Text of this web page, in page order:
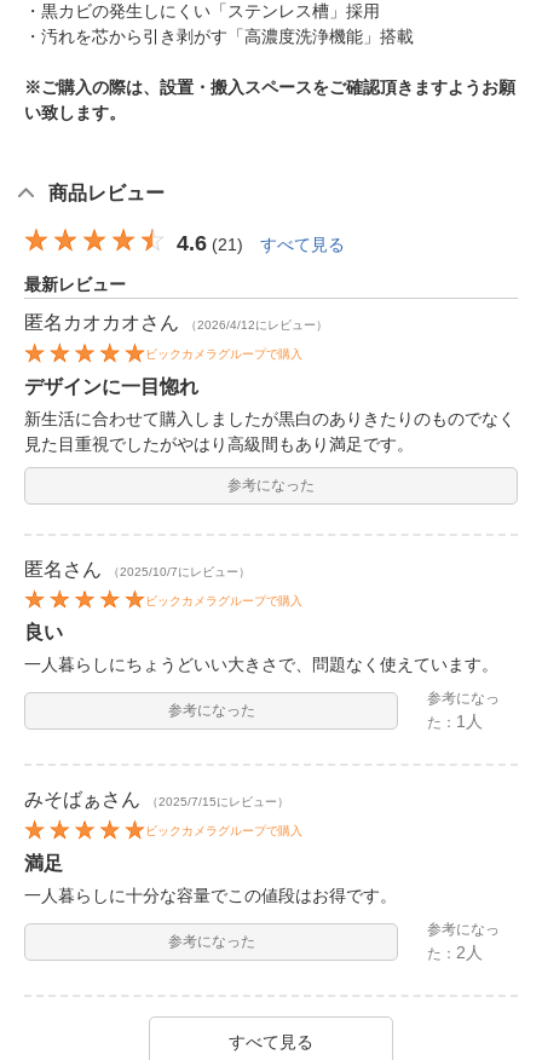
・黒カビの発生しにくい「ステンレス槽」採用
・汚れを芯から引き剥がす「高濃度洗浄機能」搭載
※ご購入の際は、設置・搬入スペースをご確認頂きますようお願
い致します。
商品レビュー
4.6 (21) すべて見る
最新レビュー
匿名カオカオさん （2026/4/12にレビュー）
ビックカメラグループで購入
デザインに一目惚れ
新生活に合わせて購入しましたが黒白のありきたりのものでなく
見た目重視でしたがやはり高級間もあり満足です。
参考になった
匿名 さん （2025/10/7にレビュー）
ビックカメラグループで購入
良い
一人暮らしにちょうどいい大きさで、問題なく使えています。
参考になった
参考になっ
た： 1人
みそばぁ さん （2025/7/15にレビュー）
ビックカメラグループで購入
満足
一人暮らしに十分な容量でこの値段はお得です。
参考になった
参考になっ
た：2人
すべて見る